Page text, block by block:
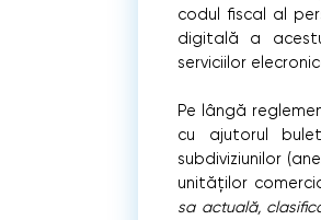
codul fiscal al
digitală a
serviciilor
Pe lângă
cu ajutorul
subdiviziunilor
unităților
sa actuală,